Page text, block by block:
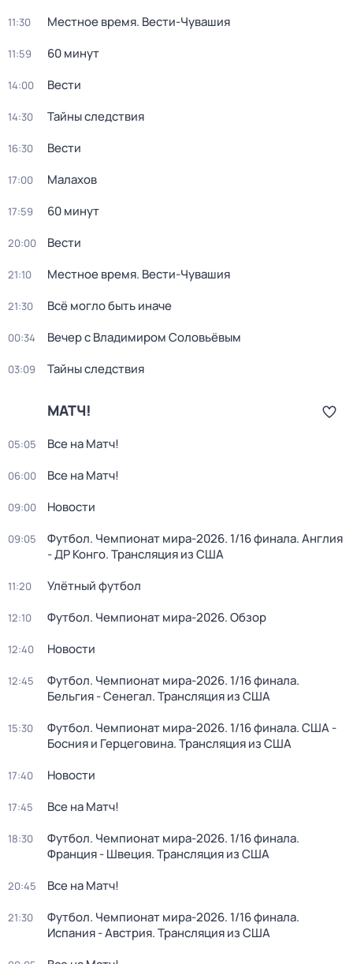
11:30 Местное время. Вести-Чувашия
11:59 60 минут
14:00 Вести
14:30 Тайны следствия
16:30 Вести
17:00 Малахов
17:59 60 минут
20:00 Вести
21:10 Местное время. Вести-Чувашия
21:30 Всё могло быть иначе
00:34 Вечер с Владимиром Соловьёвым
03:09 Тайны следствия
МАТЧ!
05:05 Все на Матч!
06:00 Все на Матч!
09:00 Новости
09:05
Футбол. Чемпионат мира-2026. 1/16 финала. Англия
- ДР Конго. Трансляция из США
11:20 Улётный футбол
12:10 Футбол. Чемпионат мира-2026. Обзор
12:40 Новости
12:45
Футбол. Чемпионат мира-2026. 1/16 финала.
Бельгия - Сенегал. Трансляция из США
15:30
Футбол. Чемпионат мира-2026. 1/16 финала. США -
Босния и Герцеговина. Трансляция из США
17:40 Новости
17:45 Все на Матч!
18:30
Футбол. Чемпионат мира-2026. 1/16 финала.
Франция - Швеция. Трансляция из США
20:45 Все на Матч!
21:30
Футбол. Чемпионат мира-2026. 1/16 финала.
Испания - Австрия. Трансляция из США